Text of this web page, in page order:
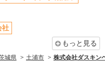
養内勤務OK
社
もっと見る
城県 土浦市 株式会社ダスキン